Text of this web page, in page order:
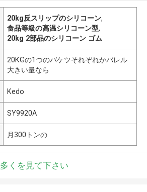
20kg反スリップのシリコーン,
食品等級の高温シリコーン型,
20kg 2部品のシリコーン ゴム
20KGの1つのバケツそれぞれかバレル
大きい量なら
Kedo
SY9920A
月300トンの
多くを見て下さい